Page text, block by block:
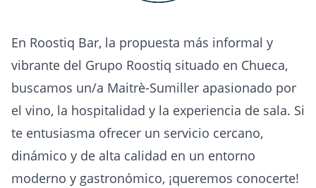
En Roostiq Bar, la propuesta más informal y
vibrante del Grupo Roostiq situado en Chueca,
buscamos un/a Maitrè-Sumiller apasionado por
el vino, la hospitalidad y la experiencia de sala. Si
te entusiasma ofrecer un servicio cercano,
dinámico y de alta calidad en un entorno
moderno y gastronómico, ¡queremos conocerte!